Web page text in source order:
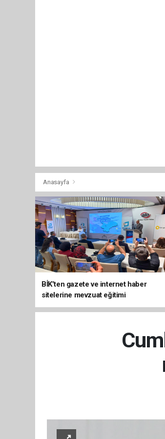
Anasayfa
BİK’ten gazete ve internet haber
sitelerine mevzuat eğitimi